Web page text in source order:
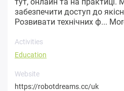
забезпечити доступ до
Розвивати технічних ф...
Activities
Education
Website
https://robotdreams.cc/uk